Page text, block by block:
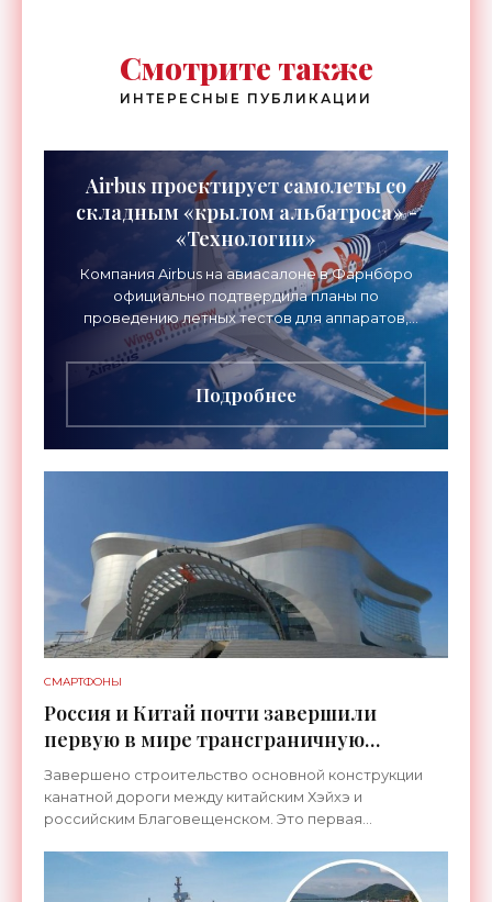
Смотрите также
ИНТЕРЕСНЫЕ ПУБЛИКАЦИИ
Airbus проектирует самолеты со
складным «крылом альбатроса» -
«Технологии»
Компания Airbus на авиасалоне в Фарнборо
официально подтвердила планы по
проведению летных тестов для аппаратов,
созданных в рамках нового проекта «Крыло
будущего». Цель разработки
Подробнее
СМАРТФОНЫ
Россия и Китай почти завершили
первую в мире трансграничную
канатную дорогу между двумя
странами - «Технологии»
Завершено строительство основной конструкции
канатной дороги между китайским Хэйхэ и
российским Благовещенском. Это первая
соединит не просто два города, а